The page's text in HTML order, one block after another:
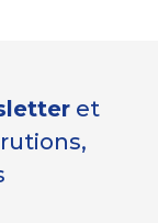
et